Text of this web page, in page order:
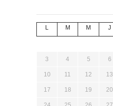
L M M J
3 4 5 6
10 11 12 13
17 18 19 20